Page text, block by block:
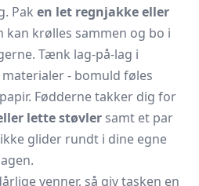
Pak en let regnjakke eller
kan krølles sammen og bo i
Tænk lag-på-lag i
materialer - bomuld føles
Fødderne takker dig for
lette støvler samt et par
glider rundt i dine egne
venner, så giv tasken en